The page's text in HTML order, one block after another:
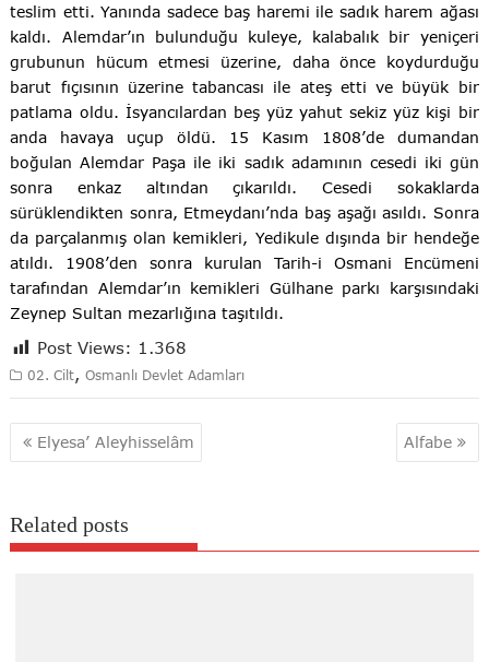
teslim etti. Yanında sadece baş haremi ile sadık harem ağası
kaldı. Alemdar’ın bulunduğu kuleye, kalabalık bir yeniçeri
grubunun hücum etmesi üzerine, daha önce koydurduğu
barut fıçısının üzerine tabancası ile ateş etti ve büyük bir
patlama oldu. İsyancılardan beş yüz yahut sekiz yüz kişi bir
anda havaya uçup öldü. 15 Kasım 1808’de dumandan
boğulan Alemdar Paşa ile iki sadık adamının cesedi iki gün
sonra enkaz altından çıkarıldı. Cesedi sokaklarda
sürüklendikten sonra, Etmeydanı’nda baş aşağı asıldı. Sonra
da parçalanmış olan kemikleri, Yedikule dışında bir hendeğe
atıldı. 1908’den sonra kurulan Tarih-i Osmani Encümeni
tarafından Alemdar’ın kemikleri Gülhane parkı karşısındaki
Zeynep Sultan mezarlığına taşıtıldı.
Post Views: 1.368
02. Cilt,Osmanlı Devlet Adamları
Yazı
gezinmesi
Elyesa’ Aleyhisselâm Alfabe
Related posts